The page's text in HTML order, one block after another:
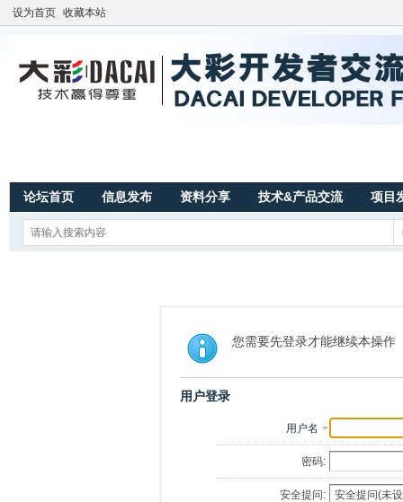
设为首页 收藏本站
论坛首页 信息发布 资料分享 技术&产品交流 项目
您需要先登录才能继续本操作
用户登录
用户名
密码:
安全提问: